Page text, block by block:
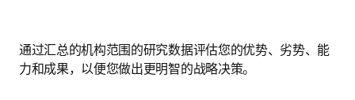
通过汇总的机构范围的研究数据评估您的优势、劣势、能
力和成果，以便您做出更明智的战略决策。